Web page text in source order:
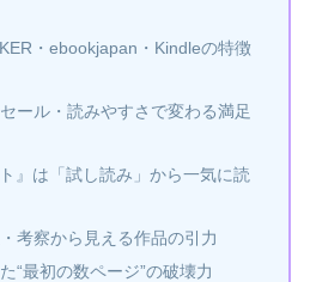
・ebookjapan・Kindleの特徴
ール・読みやすさで変わる満足
』は「試し読み」から一気に読
考察から見える作品の引力
“最初の数ページ”の破壊力